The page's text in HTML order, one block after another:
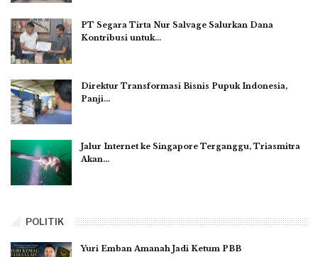
PT Segara Tirta Nur Salvage Salurkan Dana
Kontribusi untuk…
Direktur Transformasi Bisnis Pupuk Indonesia,
Panji…
Jalur Internet ke Singapore Terganggu, Triasmitra
Akan…
POLITIK
Yuri Emban Amanah Jadi Ketum PBB